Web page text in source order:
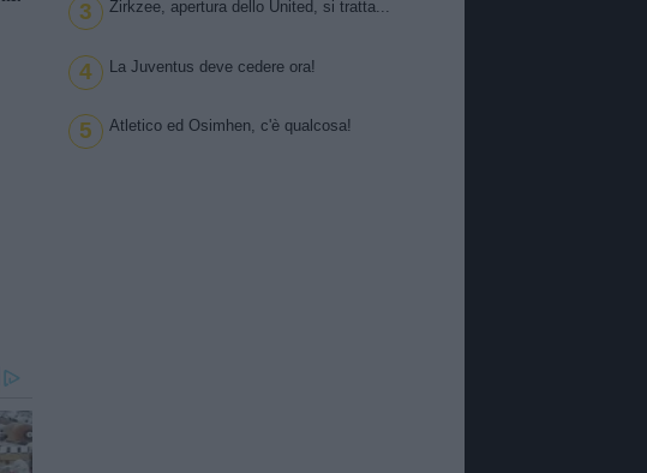
3 Zirkzee, apertura dello United, si tratta...
4 La Juventus deve cedere ora!
5 Atletico ed Osimhen, c'è qualcosa!